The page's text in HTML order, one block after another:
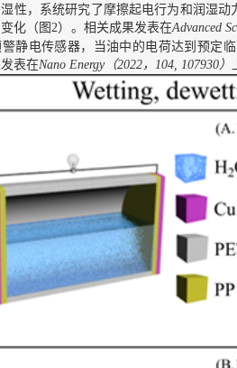
性，系统研究了摩擦起电行为和润湿
化（图2）。相关成果发表在Advanced
静电传感器，当油中的电荷达到预定
表在Nano Energy（2022，104, 107930）